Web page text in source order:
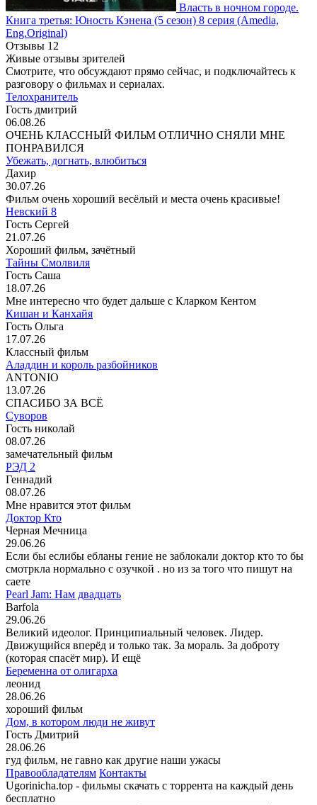
Власть в ночном городе.
Книга третья: Юность Кэнена (5 сезон) 8 серия (Amedia,
Eng.Original)
Отзывы 12
Живые отзывы зрителей
Смотрите, что обсуждают прямо сейчас, и подключайтесь к
разговору о фильмах и сериалах.
Телохранитель
Гость дмитрий
06.08.26
ОЧЕНЬ КЛАССНЫЙ ФИЛЬМ ОТЛИЧНО СНЯЛИ МНЕ
ПОНРАВИЛСЯ
Убежать, догнать, влюбиться
Дахир
30.07.26
Фильм очень хороший весёлый и места очень красивые!
Невский 8
Гость Сергей
21.07.26
Хороший фильм, зачётный
Тайны Смолвиля
Гость Саша
18.07.26
Мне интересно что будет дальше с Кларком Кентом
Кишан и Канхайя
Гость Ольга
17.07.26
Классный фильм
Аладдин и король разбойников
ANTONIO
13.07.26
СПАСИБО ЗА ВСЁ
Суворов
Гость николай
08.07.26
замечательный фильм
РЭД 2
Геннадий
08.07.26
Мне нравится этот фильм
Доктор Кто
Черная Мечница
29.06.26
Если бы еслибы ебланы гение не заблокали доктор кто то бы
смотркла нормально с озучкой . но из за того что пишут на
саете
Pearl Jam: Нам двадцать
Barfola
29.06.26
Великий идеолог. Принципиальный человек. Лидер.
Движущийся вперёд и только так. За мораль. За доброту
(которая спасёт мир). И ещё
Беременна от олигарха
леонид
28.06.26
хороший фильм
Дом, в котором люди не живут
Гость Дмитрий
28.06.26
гуд фильм, не гавно как другие наши ужасы
Правообладателям Контакты
Ugorinicha.top - фильмы скачать с торрента на каждый день
бесплатно